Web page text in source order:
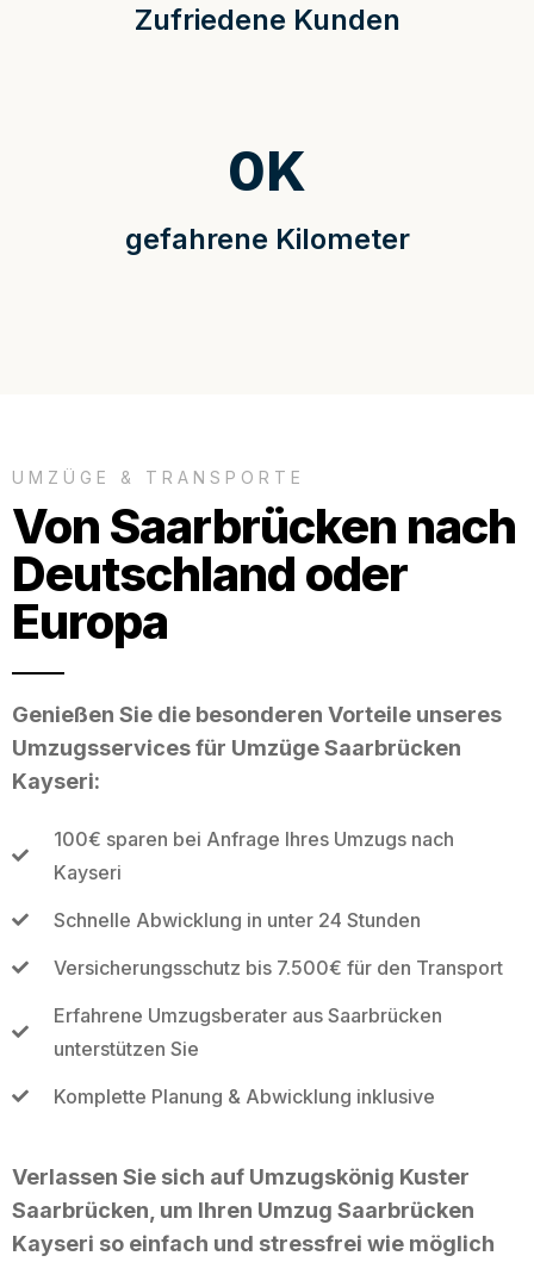
Zufriedene Kunden
gefahrene Kilometer
0K
UMZÜGE & TRANSPORTE
Von Saarbrücken nach
Deutschland oder
Europa
Genießen Sie die besonderen Vorteile unseres
Umzugsservices für Umzüge Saarbrücken
Kayseri:
100€ sparen bei Anfrage Ihres Umzugs nach
Kayseri
Schnelle Abwicklung in unter 24 Stunden
Versicherungsschutz bis 7.500€ für den Transport
Erfahrene Umzugsberater aus Saarbrücken
unterstützen Sie
Komplette Planung & Abwicklung inklusive
Verlassen Sie sich auf Umzugskönig Kuster
Saarbrücken, um Ihren Umzug Saarbrücken
Kayseri so einfach und stressfrei wie möglich